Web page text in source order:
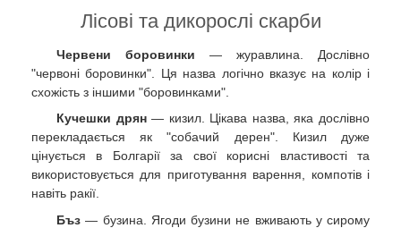
Лісові та дикорослі скарби
Червени боровинки — журавлина. Дослівно
"червоні боровинки". Ця назва логічно вказує на колір і
схожість з іншими "боровинками".
Кучешки дрян— кизил. Цікава назва, яка дослівно
перекладається як "собачий дерен". Кизил дуже
цінується в Болгарії за свої корисні властивості та
використовується для приготування варення, компотів і
навіть ракії.
Бъз — бузина. Ягоди бузини не вживають у сирому